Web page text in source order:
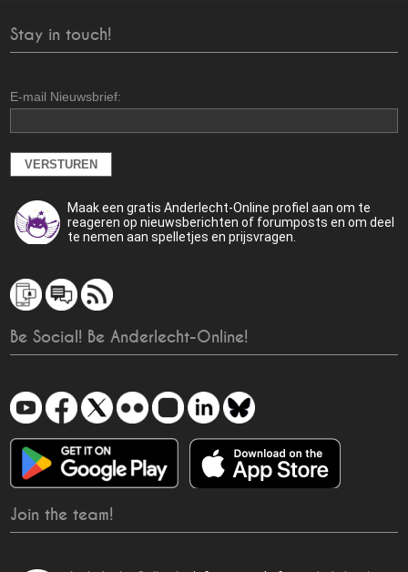
Stay in touch!
E-mail Nieuwsbrief:
Maak een gratis Anderlecht-Online profiel aan om te
reageren op nieuwsberichten of forumposts en om deel
te nemen aan spelletjes en prijsvragen.
Be Social! Be Anderlecht-Online!
Join the team!